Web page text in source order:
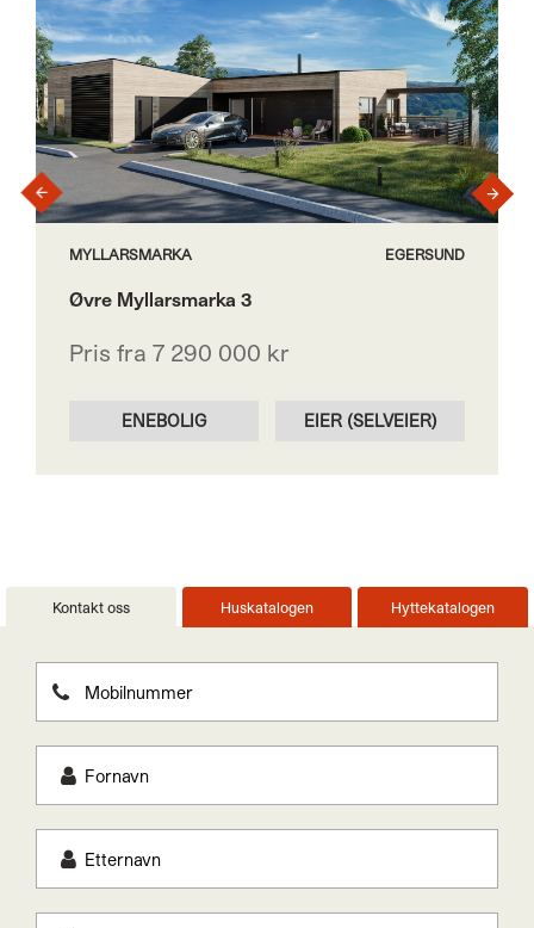
MYLLARSMARKA EGERSUND
Øvre Myllarsmarka 3
Pris fra 7 290 000 kr
ENEBOLIG EIER (SELVEIER)
‹ ›
Kontakt oss Huskatalogen Hyttekatalogen